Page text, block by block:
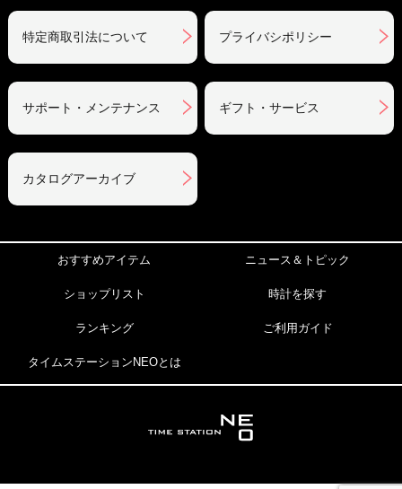
特定商取引法について プライバシポリシー
サポート・メンテナンス ギフト・サービス
カタログアーカイブ
おすすめアイテム ニュース＆トピック
ショップリスト 時計を探す
ランキング ご利用ガイド
タイムステーションNEOとは